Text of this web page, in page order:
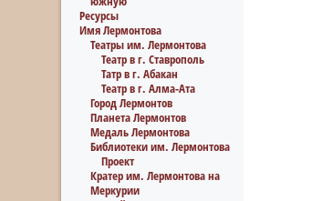
Ресурсы
Имя Лермонтова
Театры им. Лермонтова
Театр в г. Ставрополь
Татр в г. Абакан
Театр в г. Алма-Ата
Город Лермонтов
Планета Лермонтов
Медаль Лермонтова
Библиотеки им. Лермонтова
Проект
Кратер им. Лермонтова на
Меркурии